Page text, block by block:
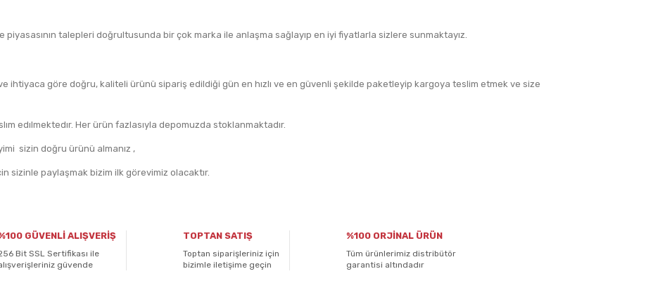
talepleri doğrultusunda bir çok marka ile anlaşma sağlayıp en iyi fiyatlarla sizlere sunmaktayız.
ihtiyaca göre doğru, kaliteli ürünü sipariş edildiği gün en hızlı ve en güvenli şekilde paketleyip kargoya teslim etmek ve size
edılmektedır. Her ürün fazlasıyla depomuzda stoklanmaktadır.
sizin doğru ürünü almanız ,
sizinle paylaşmak bizim ilk görevimiz olacaktır.
GÜVENLİ ALIŞVERİŞ
Bit SSL Sertifikası ile
güvende
TOPTAN SATIŞ
Toptan siparişleriniz için
bizimle iletişime geçin
%100 ORJİNAL ÜRÜN
Tüm ürünlerimiz distribütör
garantisi altındadır